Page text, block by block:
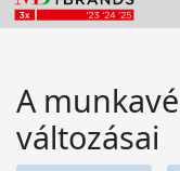
A
változásai